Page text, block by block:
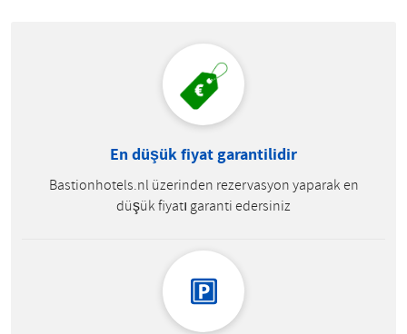
En düşük fiyat garantilidir
Bastionhotels.nl üzerinden rezervasyon yaparak en
düşük fiyatı garanti edersiniz